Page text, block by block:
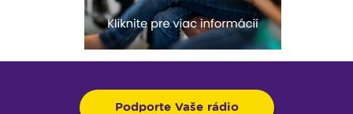
Podporte Vaše rádio